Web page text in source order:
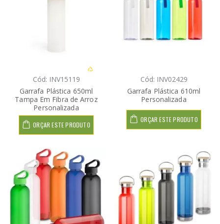
Cód: INV15119
Garrafa Plástica 650ml
Tampa Em Fibra de Arroz
Personalizada
ORÇAR ESTE PRODUTO
Cód: INV02429
Garrafa Plástica 610ml
Personalizada
ORÇAR ESTE PRODUTO